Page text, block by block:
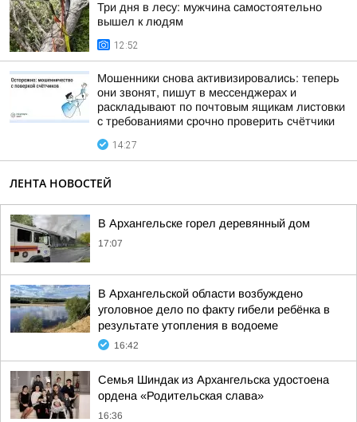
Три дня в лесу: мужчина самостоятельно
вышел к людям
12:52
Мошенники снова активизировались: теперь
они звонят, пишут в мессенджерах и
раскладывают по почтовым ящикам листовки
с требованиями срочно проверить счётчики
14:27
ЛЕНТА НОВОСТЕЙ
В Архангельске горел деревянный дом
17:07
В Архангельской области возбуждено
уголовное дело по факту гибели ребёнка в
результате утопления в водоеме
16:42
Семья Шиндак из Архангельска удостоена
ордена «Родительская слава»
16:36